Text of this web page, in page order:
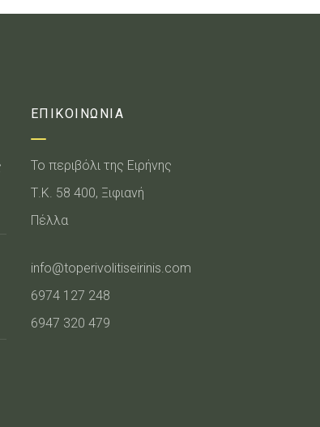
ΕΠΙΚΟΙΝΩΝΙΑ
Το περιβόλι της Ειρήνης
Τ.Κ. 58 400, Ξιφιανή
Πέλλα
info@toperivolitiseirinis.com
6974 127 248
6947 320 479